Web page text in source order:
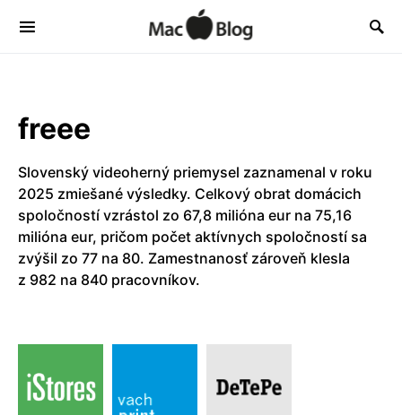
freee
Slovenský videoherný priemysel zaznamenal v roku
2025 zmiešané výsledky. Celkový obrat domácich
spoločností vzrástol zo 67,8 milióna eur na 75,16
milióna eur, pričom počet aktívnych spoločností sa
zvýšil zo 77 na 80. Zamestnanosť zároveň klesla
z 982 na 840 pracovníkov.